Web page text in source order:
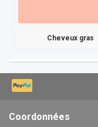
Cheveux gras
Coordonnées